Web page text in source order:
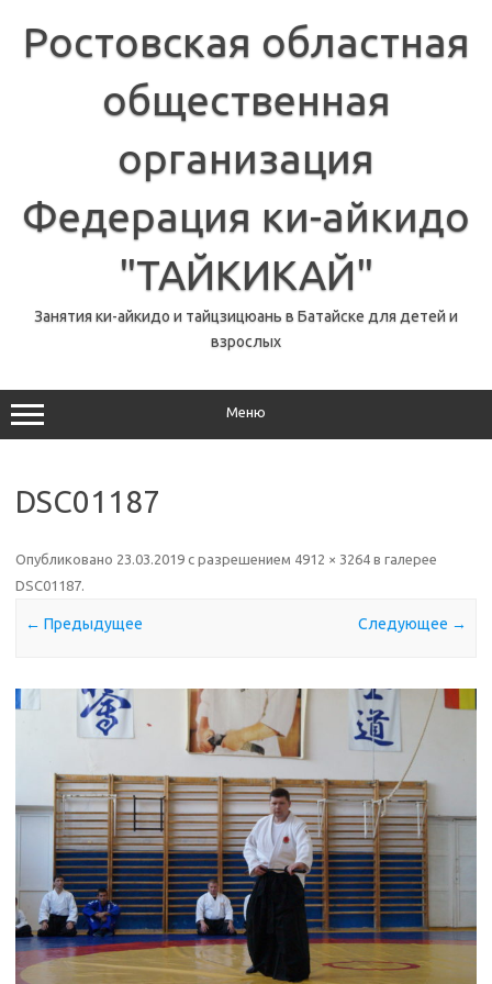
содержимому
Ростовская областная
общественная
организация
Федерация ки-айкидо
"ТАЙКИКАЙ"
Занятия ки-айкидо и тайцзицюань в Батайске для детей и
взрослых
Меню
DSC01187
Опубликовано 23.03.2019 с разрешением 4912 × 3264 в галерее
DSC01187.
← Предыдущее Следующее →